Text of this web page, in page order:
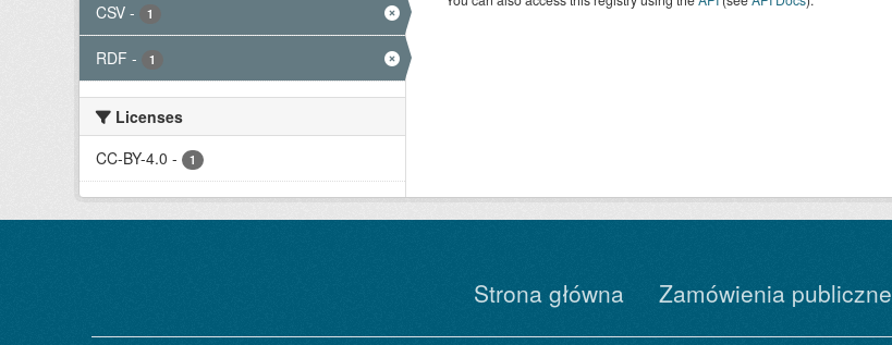
CSV - 1
RDF - 1
Licenses
CC-BY-4.0 - 1
Strona główna Zamówienia publiczne